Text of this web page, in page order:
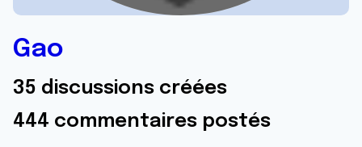
Gao
35 discussions créées
444 commentaires postés